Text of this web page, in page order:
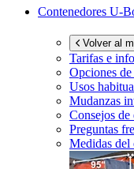
Contenedores U-
Volver al
Tarifas e
Opciones de
Usos
Mudanzas
Consejos de
Preguntas
Medidas del